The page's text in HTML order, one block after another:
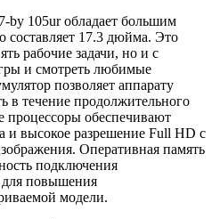
by 105ur обладает большим
составляет 17.3 дюйма. Это
рабочие задачи, но и с
и смотреть любимые
позволяет аппарату
в течение продолжительного
обеспечивают
и высокое разрешение Full HD с
Оперативная память
подключения
для повышения
модели.